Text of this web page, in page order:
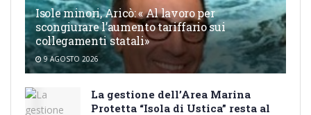
Isole minori, Aricò: « Al lavoro per
scongiurare l’aumento tariffario sui
collegamenti statali»
9 AGOSTO 2026
La gestione dell’Area Marina
Protetta “Isola di Ustica” resta al